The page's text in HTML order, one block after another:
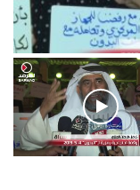
فيديو
4-5-2019.